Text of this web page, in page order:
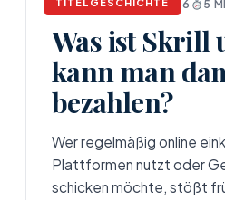
NEWS APRIL 17, 2026 5
Was ist Skrill
kann man
bezahlen?
Wer regelmäßig online
Plattformen nutzt oder
schicken möchte, stößt